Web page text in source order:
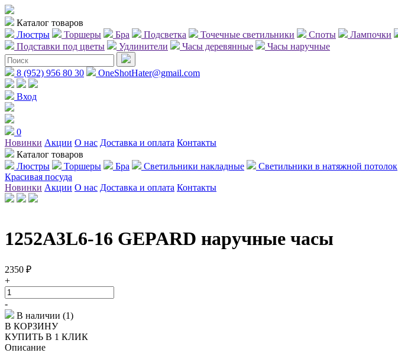
Каталог товаров
Люстры
Торшеры Бра Подсветка Точечные светильники Споты Лампочки
Подставки под цветы
Удлинители Часы деревянные Часы наручные
8 (952) 956 80 30 OneShotHater@gmail.com
Вход
0
Новинки Акции О нас Доставка и оплата Контакты
Каталог товаров
Люстры
Торшеры Бра Светильники накладные Светильники в натяжной потолок
Красивая посуда
Новинки Акции О нас Доставка и оплата Контакты
1252A3L6-16 GEPARD наручные часы
2350 ₽
+
-
В наличии (1)
В КОРЗИНУ
КУПИТЬ В 1 КЛИК
Описание